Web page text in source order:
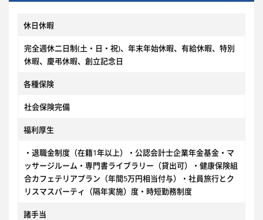
休日休暇
完全週休二日制(土・日・祝)、年末年始休暇、有給休暇、特別
休暇、慶弔休暇、創立記念日
各種保険
社会保険完備
福利厚生
・退職金制度（在籍1年以上）・公認会計士企業年金基金・マ
ッサージルーム・専門書ライブラリー（貸出可）・健康保険組
合カフェテリアプラン（年間5万円相当付与）・社員旅行とク
リスマスパーティ（隔年実施）度・時短勤務制度
諸手当